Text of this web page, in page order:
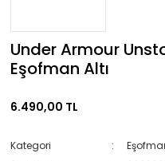
Under Armour
Eşofman Altı
6.490,00 TL
Kategori